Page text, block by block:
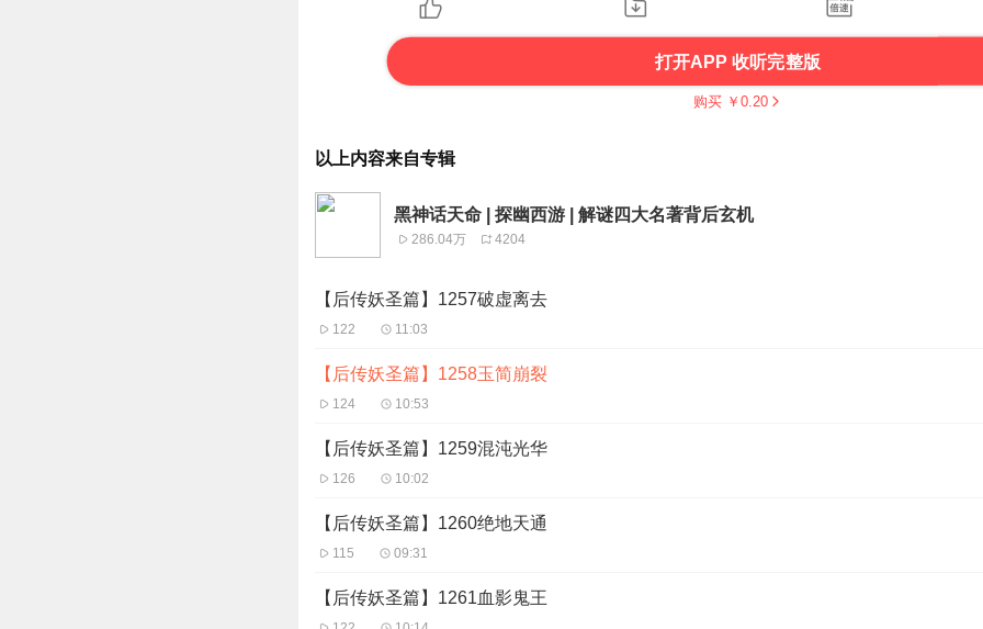
打开APP 收听完整版
购买 ￥ 0.20
以上内容来自专辑
黑神话天命 | 探幽西游 | 解谜四大名著背后玄机
286.04万 4204
【后传妖圣篇】1257破虚离去
122 11:03
【后传妖圣篇】1258玉简崩裂
124 10:53
【后传妖圣篇】1259混沌光华
126 10:02
【后传妖圣篇】1260绝地天通
115 09:31
【后传妖圣篇】1261血影鬼王